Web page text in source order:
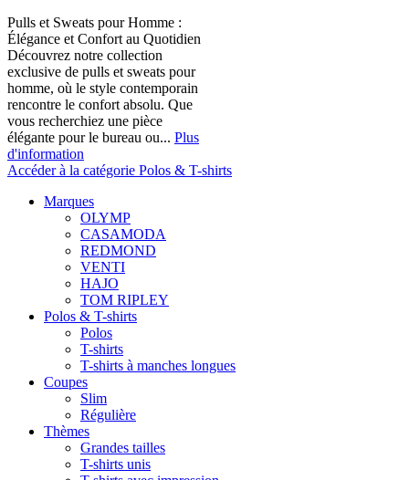
Pulls et Sweats pour Homme :
Élégance et Confort au Quotidien
Découvrez notre collection
exclusive de pulls et sweats pour
homme, où le style contemporain
rencontre le confort absolu. Que
vous recherchiez une pièce
élégante pour le bureau ou... Plus
d'information
Accéder à la catégorie Polos & T-shirts
Marques
OLYMP
CASAMODA
REDMOND
VENTI
HAJO
TOM RIPLEY
Polos & T-shirts
Polos
T-shirts
T-shirts à manches longues
Coupes
Slim
Régulière
Thèmes
Grandes tailles
T-shirts unis